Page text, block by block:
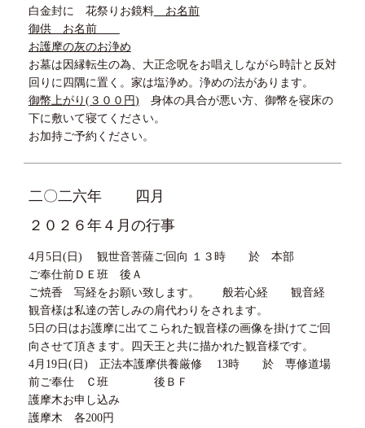
白金封に 花祭りお鏡料お名前
御供 お名前
お護摩の灰のお浄め
お墓は因縁転生の為、大正念呪をお唱えしながら時計と反対
回りに四隅に置く。家は塩浄め。浄めの法があります。
御幣上がり (３００ 円) 身体の具合が悪い方、御幣を寝床の
下に敷いて寝てください。
お加持ご予約ください。
二〇二六年
四月
２０２６年４月の行事
4月5日(日) 観世音菩薩ご回向 １３時 於 本部
ご奉仕前ＤＥ班 後Ａ
ご焼香 写経をお願い致します。 般若心経 観音経
観音様は私達の苦しみの肩代わりをされます。
5日の日はお護摩に出てこられた観音様の画像を掛けてご回
向させて頂きます。四天王と共に描かれた観音様です。
4月19日(日) 正法本護摩供養厳修 13時 於 専修道場
前ご奉仕 Ｃ班 後ＢＦ
護摩木お申し込み
護摩木 各200円